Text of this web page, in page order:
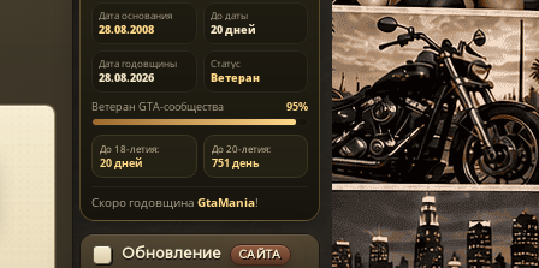
Дата основания
28.08.2008
До даты
20 дней
Дата годовщины
28.08.2026
Статус
Ветеран
Ветеран GTA-сообщества
95%
До 18-летия:
20 дней
До 20-летия:
751 день
Скоро годовщинаGtaMania!
Обновление САЙТА